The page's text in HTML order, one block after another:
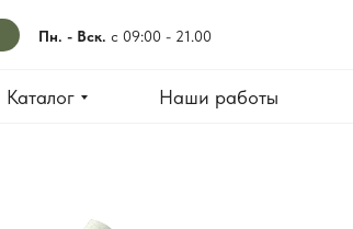
Наши работы
Каталог
Пн. - Вск. с 09:00 - 21.00